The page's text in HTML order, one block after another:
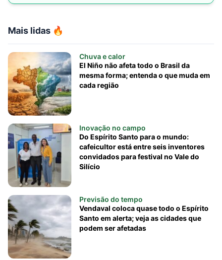
Mais lidas 🔥
Chuva e calor
El Niño não afeta todo o Brasil da
mesma forma; entenda o que muda em
cada região
Inovação no campo
Do Espírito Santo para o mundo:
cafeicultor está entre seis inventores
convidados para festival no Vale do
Silício
Previsão do tempo
Vendaval coloca quase todo o Espírito
Santo em alerta; veja as cidades que
podem ser afetadas